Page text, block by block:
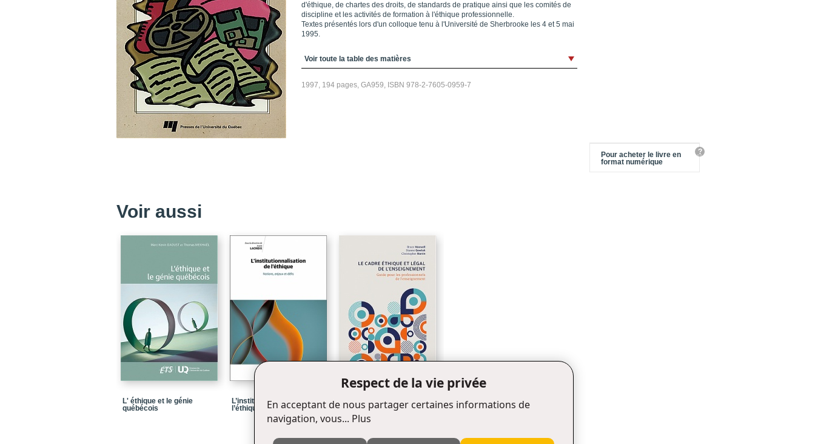
d'éthique, de chartes des droits, de standards de pratique ainsi que les comités de
discipline et les activités de formation à l'éthique professionnelle.
Textes présentés lors d'un colloque tenu à l'Université de Sherbrooke les 4 et 5 mai
1995.
Table des matières
Voir toute la table des matières
1997, 194 pages, GA959, ISBN 978-2-7605-0959-7
Pour acheter le livre en
format numérique
?
Voir aussi
L' éthique et le génie
québécois
L’institutionnalisation de
l’éthique
Le cadre éthique et légal de
l’enseignement
Respect de la vie privée
En acceptant de nous partager certaines informations de
navigation, vous... Plus